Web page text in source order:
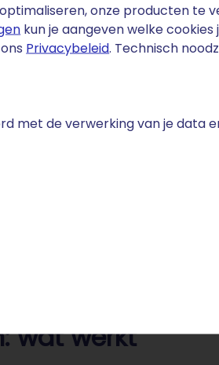
onze producten te
kun je aangeven welke
Privacybeleid. Technisch
met de verwerking van je data
foto's. De stockfotomarkt is
gegenereerde afbeeldingen blijft
wat werkt